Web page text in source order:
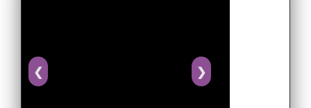
❮ ❯